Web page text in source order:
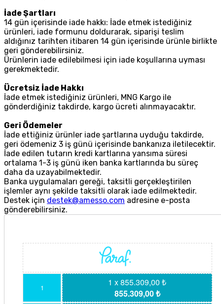
İade Şartları
14 gün içerisinde iade hakkı: İade etmek istediğiniz
ürünleri, iade formunu doldurarak, siparişi teslim
aldığınız tarihten itibaren 14 gün içerisinde ürünle birlikte
geri gönderebilirsiniz.
Ürünlerin iade edilebilmesi için iade koşullarına uyması
gerekmektedir.
Ücretsiz İade Hakkı
İade etmek istediğiniz ürünleri, MNG Kargo ile
gönderdiğiniz takdirde, kargo ücreti alınmayacaktır.
Geri Ödemeler
İade ettiğiniz ürünler iade şartlarına uyduğu takdirde,
geri ödemeniz 3 iş günü içerisinde bankanıza iletilecektir.
İade edilen tutarın kredi kartlarına yansıma süresi
ortalama 1-3 iş günü iken banka kartlarında bu süreç
daha da uzayabilmektedir.
Banka uygulamaları gereği, taksitli gerçekleştirilen
işlemler aynı şekilde taksitli olarak iade edilmektedir.
Destek için destek@amesso.com adresine e-posta
gönderebilirsiniz.
1
1 x 855.309,00 ₺
855.309,00 ₺